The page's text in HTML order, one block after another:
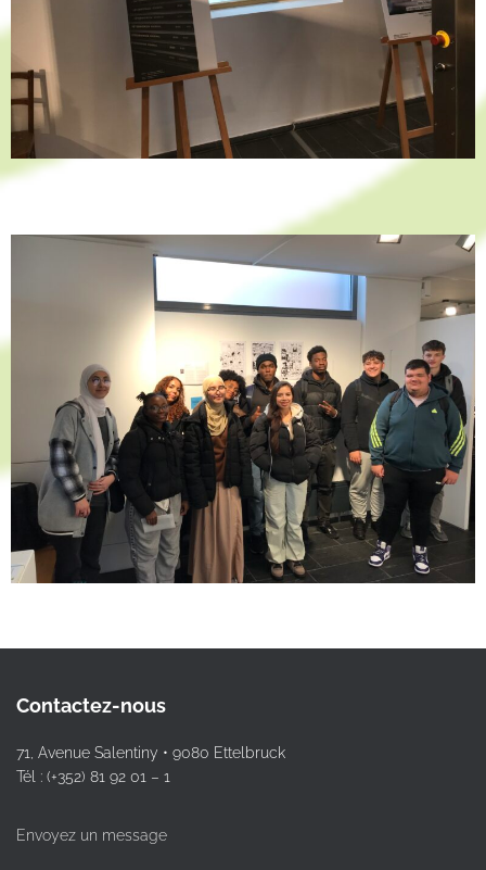
Contactez-nous
71, Avenue Salentiny • 9080 Ettelbruck
Tél : (+352) 81 92 01 – 1
Envoyez un message